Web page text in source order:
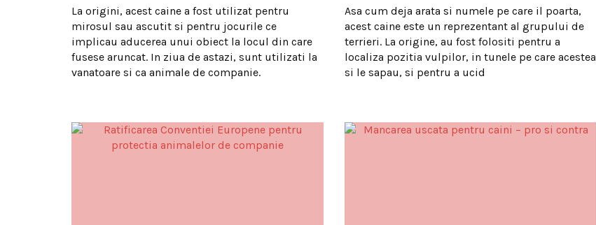
La origini, acest caine a fost utilizat pentru
mirosul sau ascutit si pentru jocurile ce
implicau aducerea unui obiect la locul din care
fusese aruncat. In ziua de astazi, sunt utilizati la
vanatoare si ca animale de companie.
Asa cum deja arata si numele pe care il poarta,
acest caine este un reprezentant al grupului de
terrieri. La origine, au fost folositi pentru a
localiza pozitia vulpilor, in tunele pe care acestea
si le sapau, si pentru a ucid